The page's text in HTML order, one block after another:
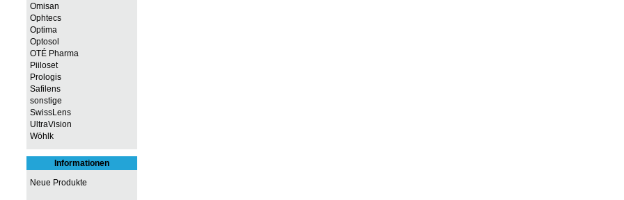
Omisan
Ophtecs
Optima
Optosol
OTÉ Pharma
Piiloset
Prologis
Safilens
sonstige
SwissLens
UltraVision
Wöhlk
Informationen
Neue Produkte